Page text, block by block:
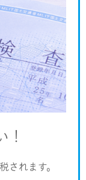
！
されます。